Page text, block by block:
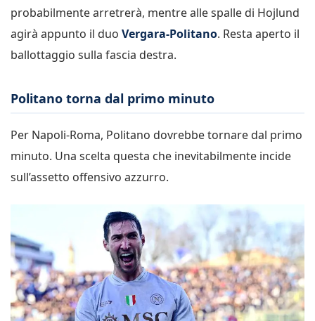
probabilmente arretrerà, mentre alle spalle di Hojlund
agirà appunto il duo Vergara-Politano. Resta aperto il
ballottaggio sulla fascia destra.
Politano torna dal primo minuto
Per Napoli-Roma, Politano dovrebbe tornare dal primo
minuto. Una scelta questa che inevitabilmente incide
sull’assetto offensivo azzurro.